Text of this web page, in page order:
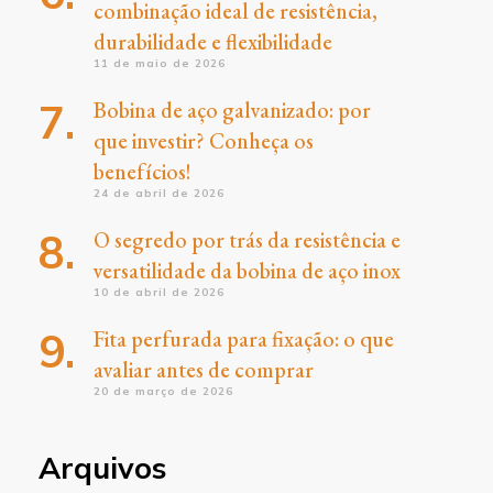
combinação ideal de resistência,
durabilidade e flexibilidade
11 de maio de 2026
Bobina de aço galvanizado: por
que investir? Conheça os
benefícios!
24 de abril de 2026
O segredo por trás da resistência e
versatilidade da bobina de aço inox
10 de abril de 2026
Fita perfurada para fixação: o que
avaliar antes de comprar
20 de março de 2026
Arquivos